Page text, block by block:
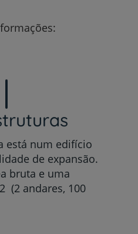
está num edifício
de expansão.
bruta e uma
(2 andares, 100